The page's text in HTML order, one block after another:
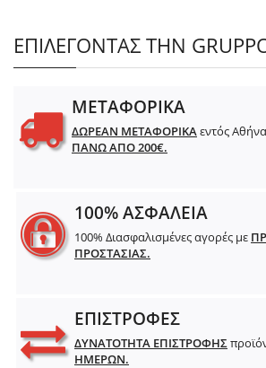
ΕΠΙΛΕΓΟΝΤΑΣ ΤΗΝ
ΜΕΤΑΦΟΡΙΚΑ
ΔΩΡΕΑΝ ΜΕΤΑΦΟΡΙΚΑεντός
ΠΑΝΩ ΑΠΟ 200€.
100% ΑΣΦΑΛΕΙΑ
100% Διασφαλισμένες αγορές με
ΠΡΟΣΤΑΣΙΑΣ.
ΕΠΙΣΤΡΟΦΕΣ
ΔΥΝΑΤΟΤΗΤΑ ΕΠΙΣΤΡΟΦΗΣ
ΗΜΕΡΩΝ.